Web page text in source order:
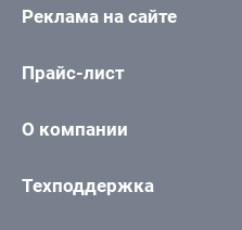
Реклама на сайте
Прайс-лист
О компании
Техподдержка